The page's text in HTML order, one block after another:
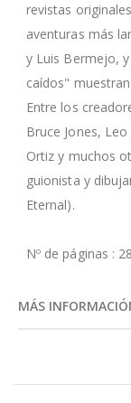
revistas
aventuras más
y Luis Bermejo,
caídos"
Entre los
Bruce Jones,
Ortiz y muchos
guionista y
Eternal).
Nº de páginas :
MÁS